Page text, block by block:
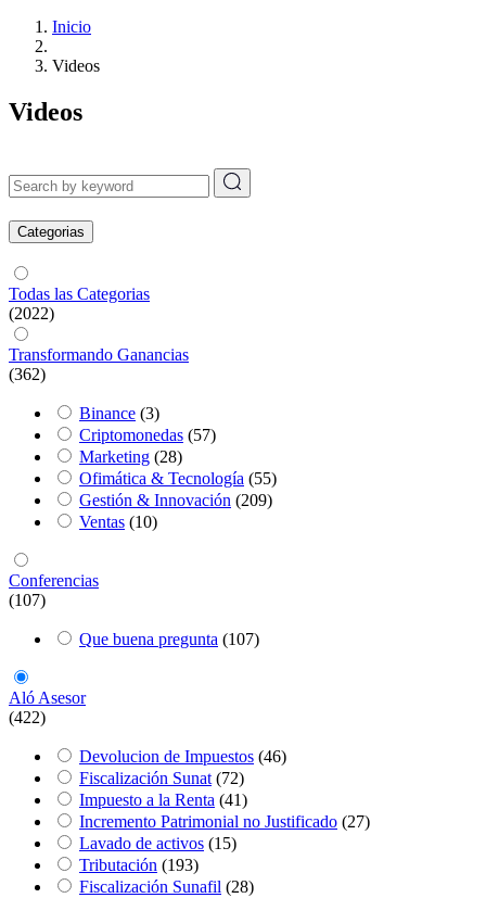
Inicio
Videos
Videos
Categorias
Todas las Categorias
(2022)
Transformando Ganancias
(362)
Binance (3)
Criptomonedas (57)
Marketing (28)
Ofimática & Tecnología (55)
Gestión & Innovación (209)
Ventas (10)
Conferencias
(107)
Que buena pregunta (107)
Aló Asesor
(422)
Devolucion de Impuestos (46)
Fiscalización Sunat (72)
Impuesto a la Renta (41)
Incremento Patrimonial no Justificado (27)
Lavado de activos (15)
Tributación (193)
Fiscalización Sunafil (28)